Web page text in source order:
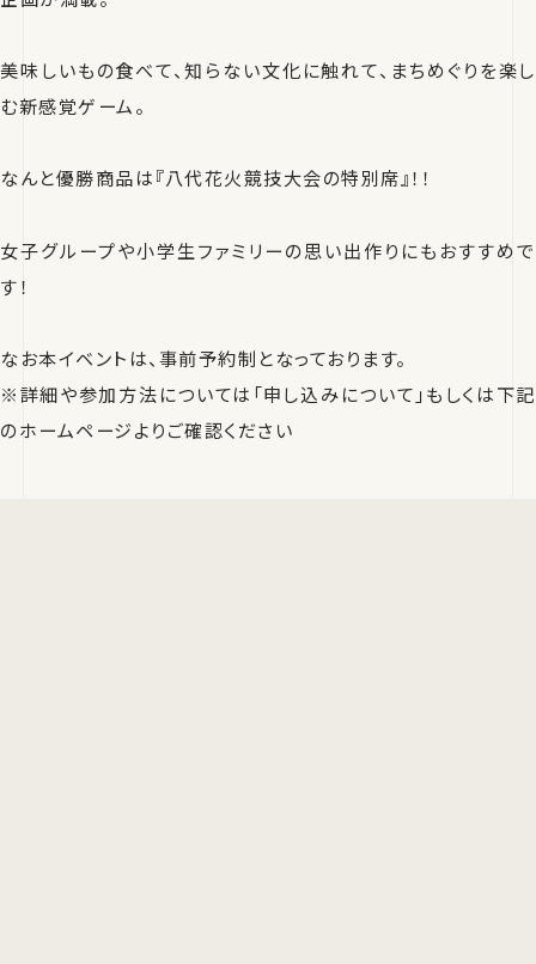
美味しいもの食べて、知らない文化に触れて、まちめぐりを楽し
む新感覚ゲーム。
なんと優勝商品は『八代花火競技大会の特別席』！！
女子グループや小学生ファミリーの思い出作りにもおすすめで
す！
なお本イベントは、事前予約制となっております。
※詳細や参加方法については「申し込みについて」もしくは下記
のホームページよりご確認ください